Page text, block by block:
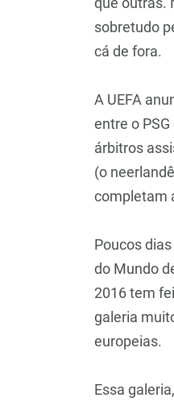
sobretudo
cá de fora.
A UEFA
entre o
árbitros
(o
completam
Poucos
do Mundo
2016 tem
galeria
europeias.
Essa